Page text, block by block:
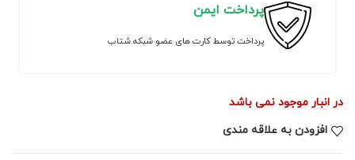
پرداخت ایمن
پرداخت توسط کارت های عضو شبکه شتاب
در انبار موجود نمی باشد
افزودن به علاقه مندی